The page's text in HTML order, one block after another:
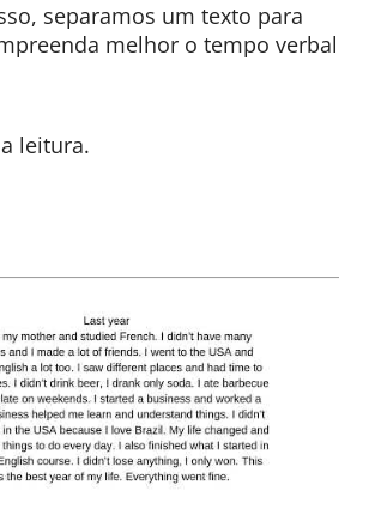
separamos um texto para
melhor o tempo verbal
leitura.